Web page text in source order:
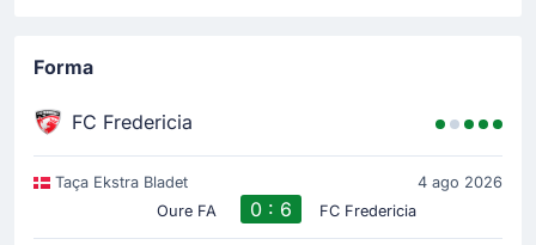
25'
Cartão amarelo
Início do jogo
Forma
FC Fredericia
Taça Ekstra Bladet
4 ago 2026
Oure FA
0 : 6 FC Fredericia